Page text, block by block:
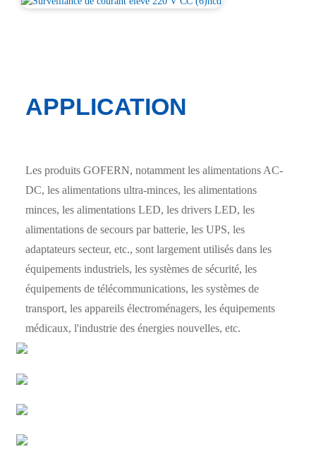
APPLICATION
Les produits GOFERN, notamment les alimentations AC-
DC, les alimentations ultra-minces, les alimentations
minces, les alimentations LED, les drivers LED, les
alimentations de secours par batterie, les UPS, les
adaptateurs secteur, etc., sont largement utilisés dans les
équipements industriels, les systèmes de sécurité, les
équipements de télécommunications, les systèmes de
transport, les appareils électroménagers, les équipements
médicaux, l'industrie des énergies nouvelles, etc.